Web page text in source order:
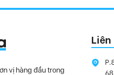
vị hàng đầu trong
Liên